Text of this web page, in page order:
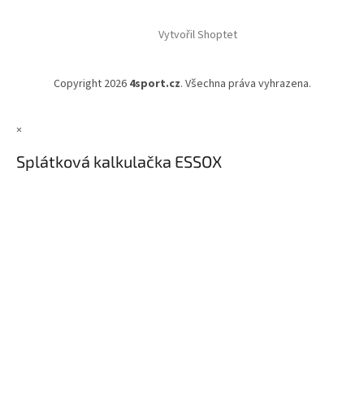
Vytvořil Shoptet
Copyright 2026 4sport.cz. Všechna práva vyhrazena.
×
Splátková kalkulačka ESSOX